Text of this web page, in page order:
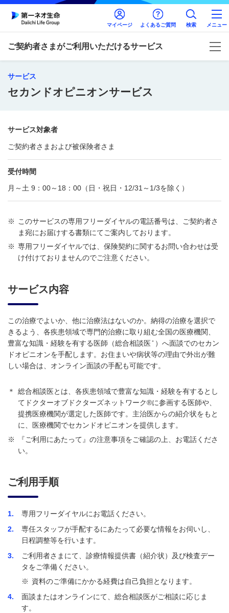
マイページ よくあるご質問 検索 メニュー
サービス
セカンドオピニオンサービス
サービス対象者
ご契約者さまおよび被保険者さま
受付時間
月～土 9：00～18：00（日・祝日・12/31～1/3を除く）
※
このサービスの専用フリーダイヤルの電話番号は、ご契約者さ
ま宛にお届けする書類にてご案内しております。
※ 専用フリーダイヤルでは、保険契約に関するお問い合わせは受
け付けておりませんのでご注意ください。
サービス内容
この治療でよいか、他に治療法はないのか。納得の治療を選択で
きるよう、各疾患領域で専門的治療に取り組む全国の医療機関、
豊富な知識・経験を有する医師（総合相談医 ＊ ）へ面談でのセカン
ドオピニオンを手配します。お住まいや病状等の理由で外出が難
しい場合は、オンライン面談の手配も可能です。
＊
総合相談医とは、各疾患領域で豊富な知識・経験を有するとし
てドクターオブドクターズネットワーク®に参画する医師や、
提携医療機関が選定した医師です。主治医からの紹介状をもと
に、医療機関でセカンドオピニオンを提供します。
※
『ご利用にあたって』の注意事項をご確認の上、お電話くださ
い。
ご利用手順
1
専用フリーダイヤルにお電話ください。
2
専任スタッフが手配するにあたって必要な情報をお伺いし、
日程調整等を行います。
3
ご利用者さまにて、診療情報提供書（紹介状）及び検査デー
タをご準備ください。
※ 資料のご準備にかかる経費は自己負担となります。
4
面談またはオンラインにて、総合相談医がご相談に応じま
す。
ご契約者さまがご利用いただけるサービス